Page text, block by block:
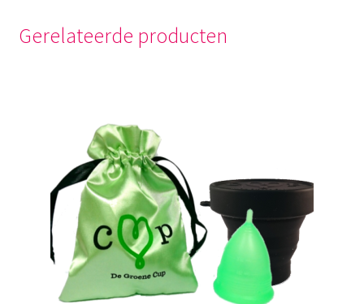
Gerelateerde producten